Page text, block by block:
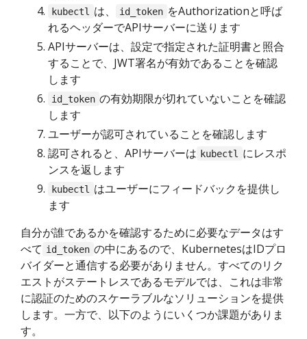
kubectl は、 id_token をAuthorizationと呼ば
れるヘッダーでAPIサーバーに送ります
APIサーバーは、設定で指定された証明書と照合
することで、JWT署名が有効であることを確認
します
id_token の有効期限が切れていないことを確認
します
ユーザーが認可されていることを確認します
認可されると、APIサーバーは kubectl
にレスポ
ンスを返します
kubectl
はユーザーにフィードバックを提供し
ます
自分が誰であるかを確認するために必要なデータはす
べて id_token の中にあるので、KubernetesはIDプロ
バイダーと通信する必要がありません。すべてのリク
エストがステートレスであるモデルでは、これは非常
に認証のためのスケーラブルなソリューションを提供
します。一方で、以下のようにいくつか課題がありま
す。